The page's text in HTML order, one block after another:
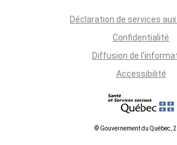
Déclaration de services
Confidentialité
Diffusion de
Accessibilité
© Gouvernement du Québec,